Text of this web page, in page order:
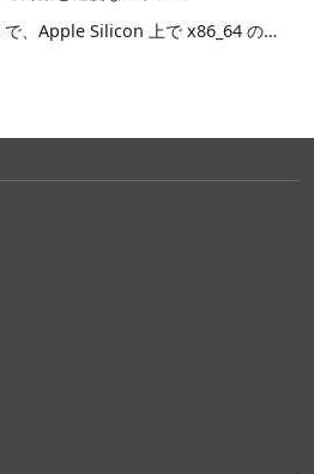
Coima + Rosetta 2 で、Apple Silicon 上で x86_64 の Docker イメージをビルドする (Docker desktop やめる)